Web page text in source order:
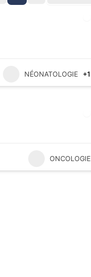
NÉONATOLOGIE +1
ONCOLOGIE